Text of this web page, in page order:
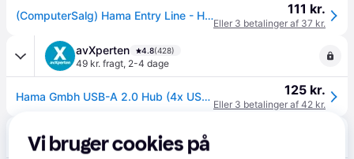
(ComputerSalg) Hama Entry Line - Hub - 4 x USB 2.0 - desktop 111 kr.
Eller 3 betalinger af 37 kr.
avXperten 4.8(428)
49 kr. fragt, 2-4 dage
Hama Gmbh USB-A 2.0 Hub (4x USB-A) 125 kr.
Eller 3 betalinger af 42 kr.
96 kr. fragt,1-2 dage
Vi bruger cookies på